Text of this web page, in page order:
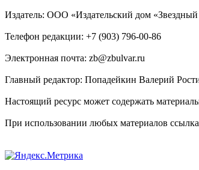
Издатель: ООО «Издательский дом
Телефон редакции: +7 (903) 796-00-86
Электронная почта: zb@zbulvar.ru
Главный редактор: Попадейкин Валерий
Настоящий ресурс может содержать
При использовании любых материалов ссылка